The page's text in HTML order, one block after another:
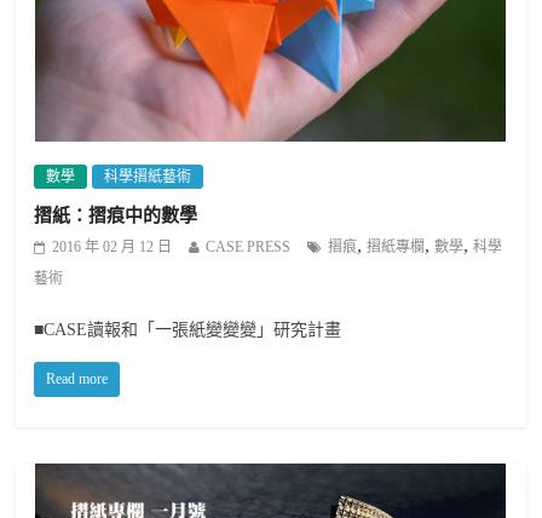
數學 科學摺紙藝術
摺紙：摺痕中的數學
2016 年 02 月 12 日 CASE PRESS 摺痕,摺紙專欄 ,數學,科學
藝術
■CASE讀報和「一張紙變變變」研究計畫
Read more